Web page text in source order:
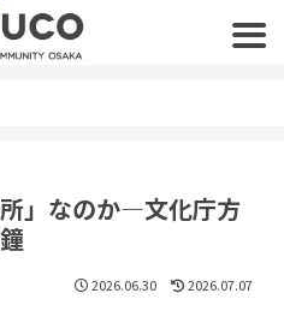
」なのか―文化庁方
2026.06.30 2026.07.07